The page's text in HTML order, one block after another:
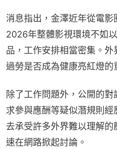
消息指出，金澤近年從電
2026年整體影視環境不如
品，工作安排相當密集。
過勞是否成為健康亮紅燈的
除了工作問題外，公開的
求參與應酬等疑似潛規則
去承受許多外界難以理解
速在網路掀起討論。